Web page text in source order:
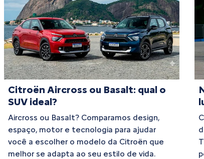
Citroën Aircross ou Basalt: qual o
SUV ideal?
Aircross ou Basalt? Comparamos design,
espaço, motor e tecnologia para ajudar
você a escolher o modelo da Citroën que
melhor se adapta ao seu estilo de vida.